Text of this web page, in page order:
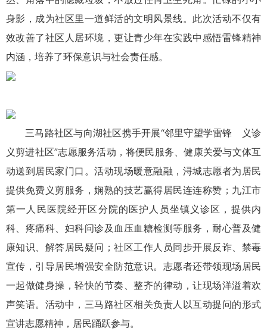
身影，成为社区里一道鲜活的文明风景线。此次活动不仅有
效改善了社区人居环境，更让青少年在实践中感悟雷锋精神
内涵，培养了环保意识与社会责任感。
三马路社区与向湖社区携手开展“邻里守望学雷锋 义诊
义剪进社区”志愿服务活动，将便民服务、健康关爱与文体互
动送到居民家门口。活动现场暖意融融，浔城志愿者为居民
提供免费义剪服务，娴熟的技艺赢得居民连连称赞；九江市
第一人民医院经开区分院的医护人员坐镇义诊区，提供内
科、疼痛科、妇科问诊及血压血糖检测等服务，耐心普及健
康知识、解答居民疑问；社区工作人员同步开展反诈、禁毒
宣传，引导居民增强安全防范意识。志愿者还带领现场居民
一起做健身操，轻快的节奏、整齐的律动，让现场洋溢着欢
声笑语。活动中，三马路社区相关负责人以互动提问的形式
宣讲志愿精神，居民踊跃参与。